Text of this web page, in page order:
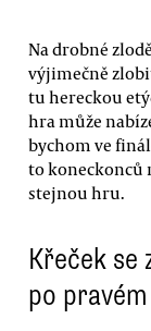
Na drobné
výjimečně
tu hereckou
hra může
bychom ve
to koneckonců
stejnou hru.
Křeček se
po